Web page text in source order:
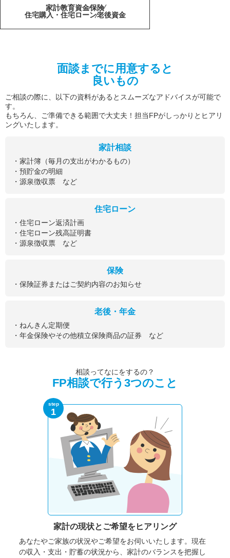
家計教育資金保険
住宅購入・住宅ローン老後資金
面談までに用意すると
良いもの
ご相談の際に、以下の資料があるとスムーズなアドバイスが可能で
す。
もちろん、ご準備できる範囲で大丈夫！担当FPがしっかりとヒアリ
ングいたします。
家計相談
・家計簿（毎月の支出がわかるもの）
・預貯金の明細
・源泉徴収票 など
住宅ローン
・住宅ローン返済計画
・住宅ローン残高証明書
・源泉徴収票 など
保険
・保険証券またはご契約内容のお知らせ
老後・年金
・ねんきん定期便
・年金保険やその他積立保険商品の証券 など
相談ってなにをするの？
FP相談で行う3つのこと
step
1
家計の現状と ご希望をヒアリング
あなたやご家族の状況やご希望をお伺いいたします。 現在
の収入・支出・貯蓄の状況から、家計のバランスを把握し